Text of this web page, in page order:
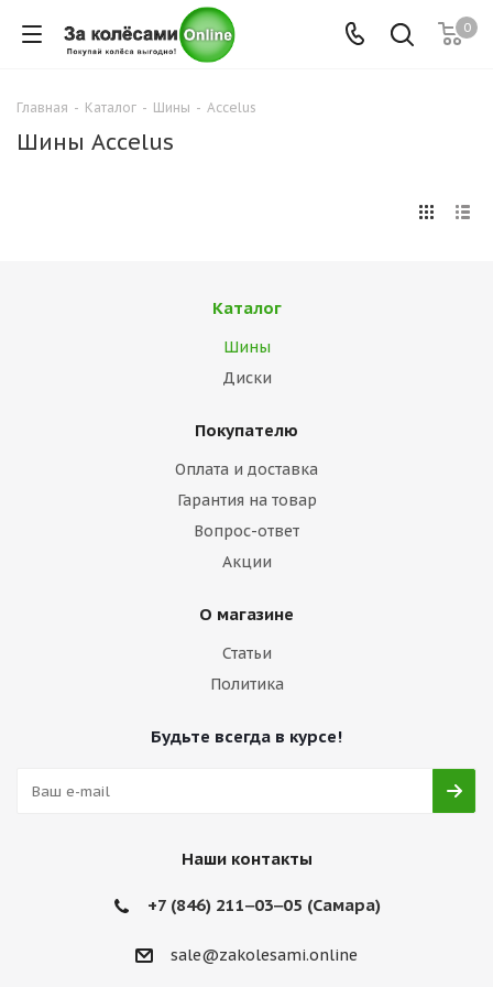
0
Главная - Каталог - Шины - Accelus
Шины Accelus
Каталог
Шины
Диски
Покупателю
Оплата и доставка
Гарантия на товар
Вопрос-ответ
Акции
О магазине
Статьи
Политика
Будьте всегда в курсе!
Наши контакты
+7 (846) 211‒03‒05 (Самара)
sale@zakolesami.online